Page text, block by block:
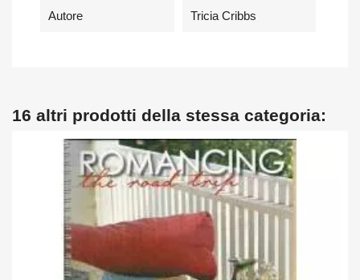
Autore Tricia Cribbs
16 altri prodotti della stessa categoria: